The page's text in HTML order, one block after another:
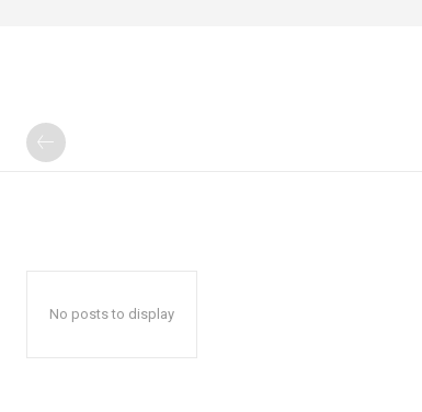
No posts to display